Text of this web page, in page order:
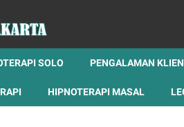
SOLO PENGALAMAN
HIPNOTERAPI MASAL